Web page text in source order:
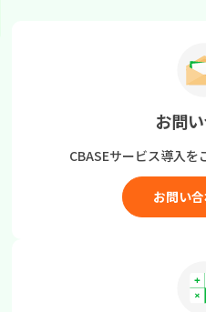
お問
CBASEサービス導入を
お問い